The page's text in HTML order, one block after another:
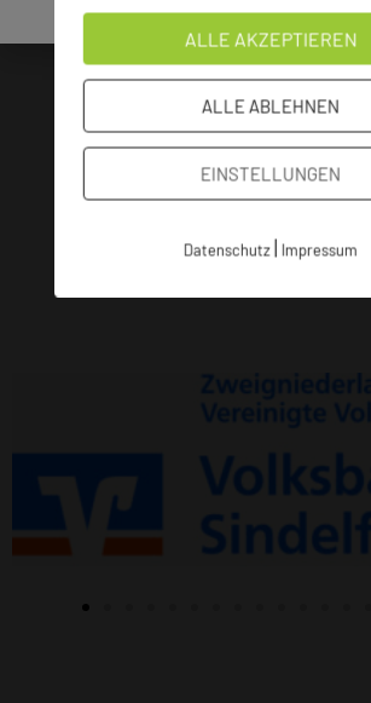
JETZT KONTAKT
ALLE AKZEPTIEREN
ALLE ABLEHNEN
EINSTELLUNGEN
Datenschutz| Impressum